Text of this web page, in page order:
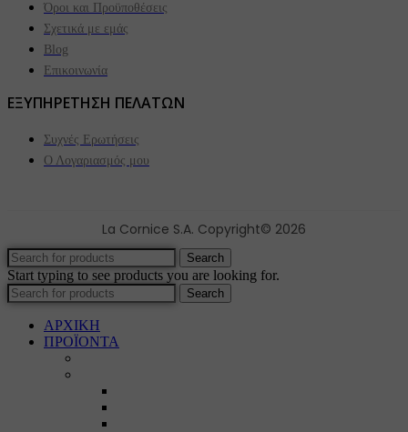
Όροι και Προϋποθέσεις
Σχετικά με εμάς
Blog
Επικοινωνία
ΕΞΥΠΗΡΕΤΗΣΗ ΠΕΛΑΤΩΝ
Συχνές Ερωτήσεις
Ο Λογαριασμός μου
La Cornice S.A. Copyright© 2026
Search
Start typing to see products you are looking for.
Search
ΑΡΧΙΚΗ
ΠΡΟΪΟΝΤΑ